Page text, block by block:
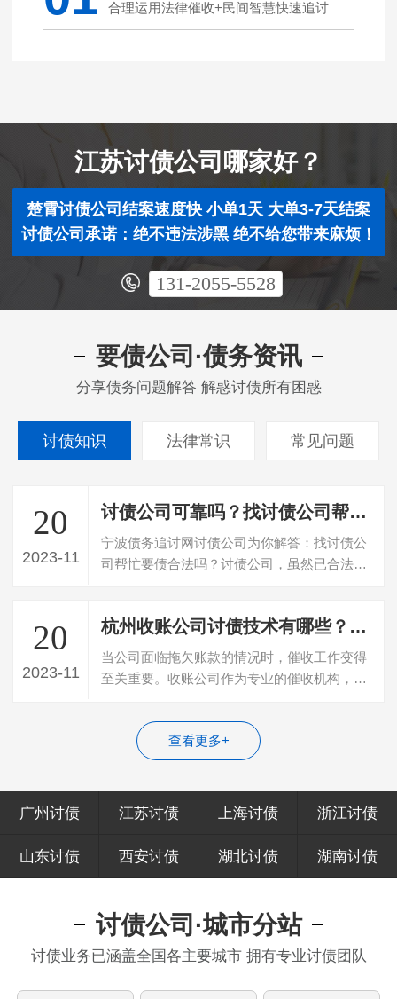
合理运用法律催收+民间智慧快速追讨
江苏讨债公司哪家好？
楚霄讨债公司结案速度快 小单1天 大单3-7天结案
讨债公司承诺：绝不违法涉黑 绝不给您带来麻烦！
131-2055-5528
要债公司·债务资讯
分享债务问题解答 解惑讨债所有困惑
讨债知识 法律常识 常见问题
20
2023-11
讨债公司可靠吗？找讨债公司帮忙要债合法吗？
宁波债务追讨网讨债公司为你解答：找讨债公
司帮忙要债合法吗？讨债公司，虽然已合法的
20
2023-11
杭州收账公司讨债技术有哪些？学会这7招统统搞定！
当公司面临拖欠账款的情况时，催收工作变得
至关重要。收账公司作为专业的催收机构，在
查看更多+
广州讨债 江苏讨债 上海讨债 浙江讨债
山东讨债 西安讨债 湖北讨债 湖南讨债
讨债公司·城市分站
讨债业务已涵盖全国各主要城市 拥有专业讨债团队